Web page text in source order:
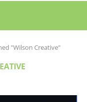
"Wilson Creative"